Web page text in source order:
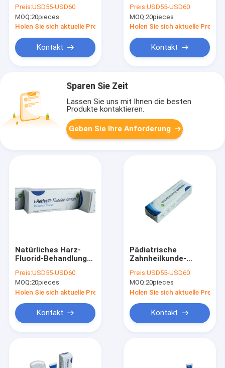
Kinder die schnell
trocknenden Stellen
Preis:USD55-USD60
MOQ:20pieces
Holen Sie sich aktuelle Preis
Kontakt
Preis:USD55-USD60
MOQ:20pieces
Holen Sie sich aktuelle Preis
Kontakt
Sparen Sie Zeit
Lassen Sie uns mit Ihnen die besten
Produkte kontaktieren.
Geben Sie Ihre Anforderung
Natürliches Harz-
Fluorid-Behandlung
Kinderpädiatrischen
Fluoridlack
Preis:USD55-USD60
MOQ:20pieces
Holen Sie sich aktuelle Preis
Kontakt
Pädiatrische
Zahnheilkunde-
Lack für die
Entmineralisierung
10g des Kindes
Preis:USD55-USD60
MOQ:20pieces
Holen Sie sich aktuelle Preis
Kontakt